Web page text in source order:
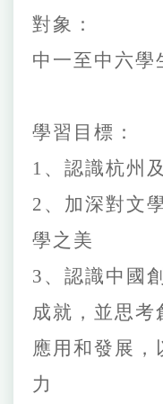
對象：
中一至中 六學
學習 目標：
1、 認識杭州
2、 加深對文
學之美
3、 認識中國
成就，並思考
應用和發展，
力